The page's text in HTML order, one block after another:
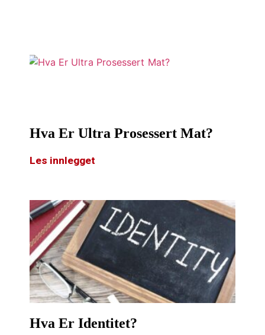
Hva Er Ultra Prosessert Mat?
Les innlegget
Hva Er Identitet?